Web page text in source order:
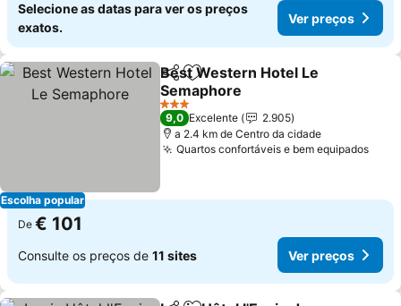
Selecione as datas para ver os preços
exatos.
Ver preços
Escolha popular
PartilharAdicionar aos favoritos
Best Western Hotel Le
Semaphore
Ver preços
3 Estrelas
9,0 Excelente
2.905
a 2.4 km de Centro da cidade
Quartos confortáveis e bem equipadosVer
De € 101
Consulte os preços de 11 sites Ver preços